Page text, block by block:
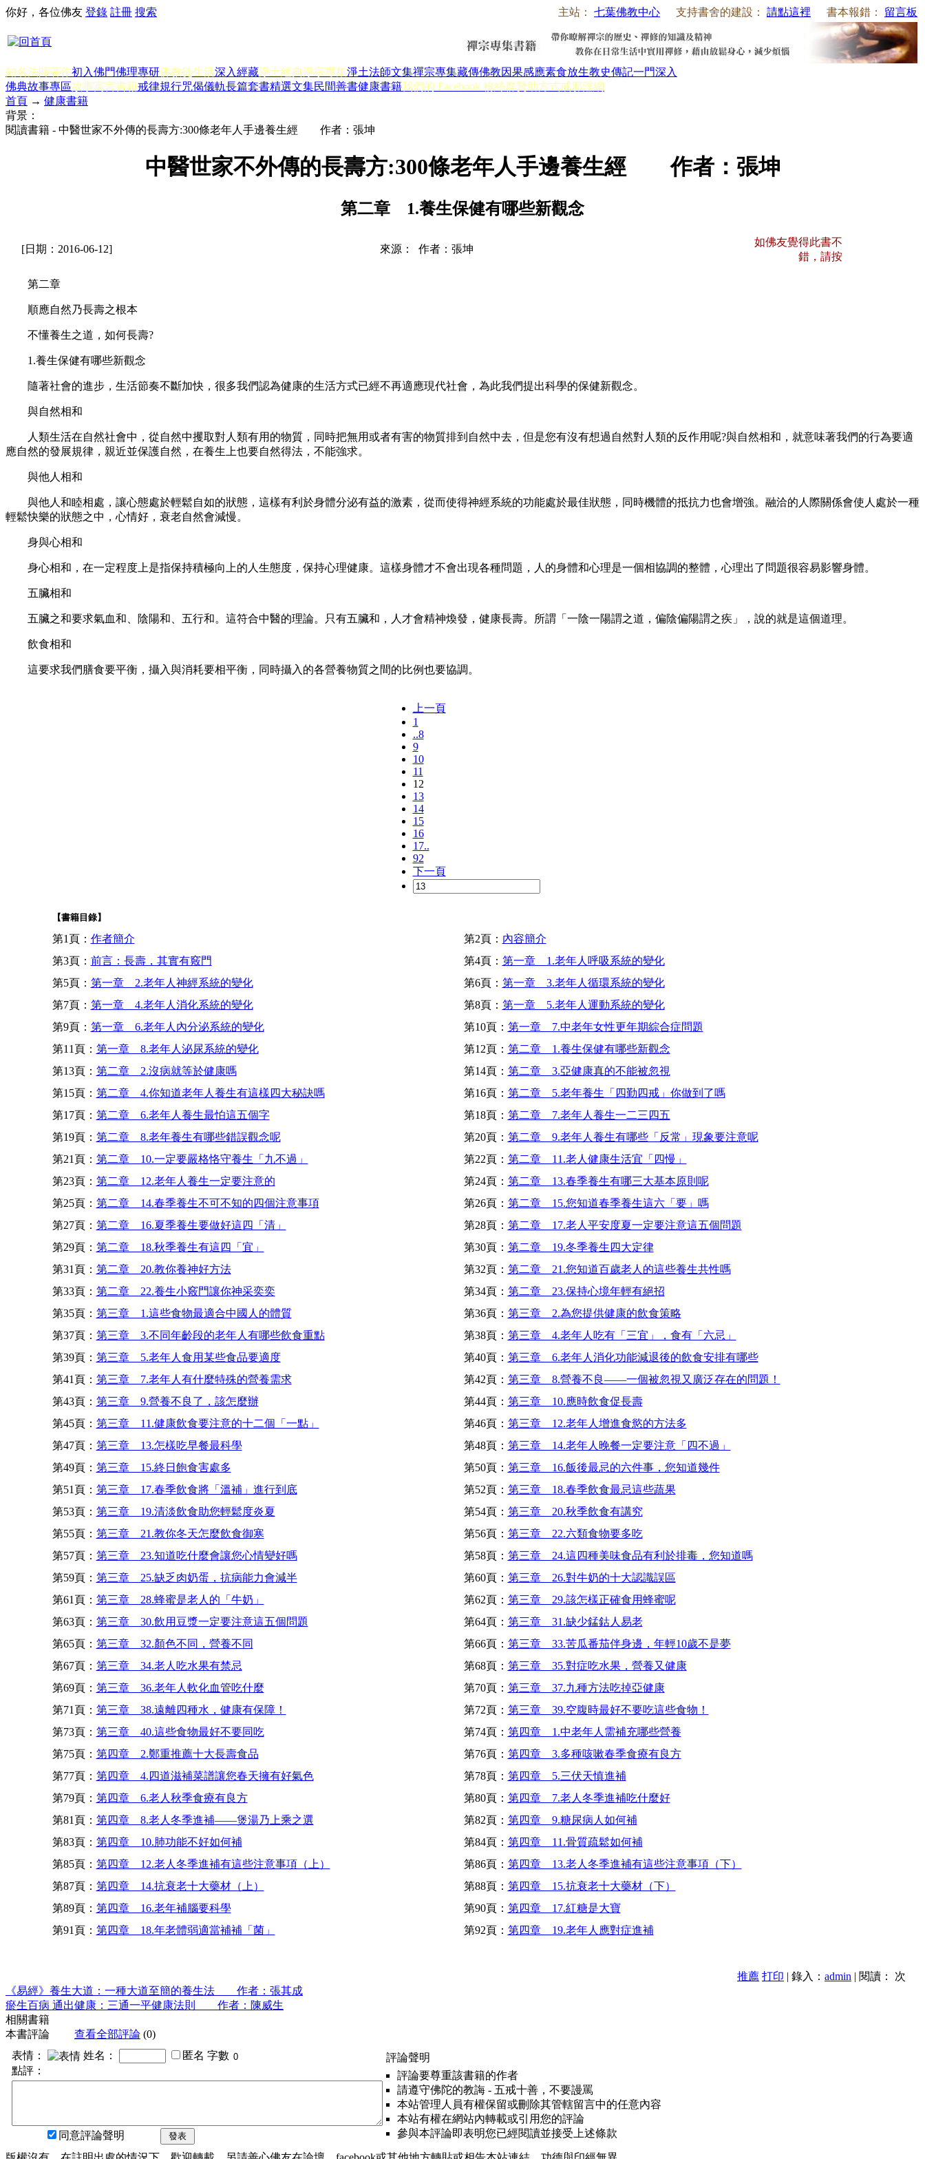
主站： 七葉佛教中心 支持書舍的建設： 請點這裡 書本報錯： 留言板
你好，各位佛友 登錄 註冊 搜索
知名法師著作初入佛門佛理專研佛教徒生活深入經藏淨土經典淨宗專集淨土法師文集禪宗專集藏傳佛教因果感應素食放生教史傳記一門深入
佛典故事專區故事寓言書籍戒律規行咒偈儀軌長篇套書精選文集民間善書健康書籍我們的 Facebook 粉絲群贊助方式戒邪淫網
首頁 → 健康書籍
背景：
閱讀書籍 - 中醫世家不外傳的長壽方:300條老年人手邊養生經 作者：張坤
中醫世家不外傳的長壽方:300條老年人手邊養生經 作者：張坤
第二章 1.養生保健有哪些新觀念
[日期：2016-06-12] 來源： 作者：張坤
如佛友覺得此書不
錯，請按
第二章
順應自然乃長壽之根本
不懂養生之道，如何長壽?
1.養生保健有哪些新觀念
隨著社會的進步，生活節奏不斷加快，很多我們認為健康的生活方式已經不再適應現代社會，為此我們提出科學的保健新觀念。
與自然相和
人類生活在自然社會中，從自然中攫取對人類有用的物質，同時把無用或者有害的物質排到自然中去，但是您有沒有想過自然對人類的反作用呢?與自然相和，就意味著我們的行為要適
應自然的發展規律，親近並保護自然，在養生上也要自然得法，不能強求。
與他人相和
與他人和睦相處，讓心態處於輕鬆自如的狀態，這樣有利於身體分泌有益的激素，從而使得神經系統的功能處於最佳狀態，同時機體的抵抗力也會增強。融洽的人際關係會使人處於一種
輕鬆快樂的狀態之中，心情好，衰老自然會減慢。
身與心相和
身心相和，在一定程度上是指保持積極向上的人生態度，保持心理健康。這樣身體才不會出現各種問題，人的身體和心理是一個相協調的整體，心理出了問題很容易影響身體。
五臟相和
五臟之和要求氣血和、陰陽和、五行和。這符合中醫的理論。只有五臟和，人才會精神煥發，健康長壽。所謂「一陰一陽謂之道，偏陰偏陽謂之疾」，說的就是這個道理。
飲食相和
這要求我們膳食要平衡，攝入與消耗要相平衡，同時攝入的各營養物質之間的比例也要協調。
上一頁
1
..8
9
10
11
12
13
14
15
16
17..
92
下一頁
【書籍目錄】
第1頁： 作者簡介 第2頁： 內容簡介
第3頁： 前言：長壽，其實有竅門 第4頁： 第一章 1.老年人呼吸系統的變化
第5頁： 第一章 2.老年人神經系統的變化 第6頁： 第一章 3.老年人循環系統的變化
第7頁： 第一章 4.老年人消化系統的變化 第8頁： 第一章 5.老年人運動系統的變化
第9頁： 第一章 6.老年人內分泌系統的變化 第10頁： 第一章 7.中老年女性更年期綜合症問題
第11頁： 第一章 8.老年人泌尿系統的變化 第12頁： 第二章 1.養生保健有哪些新觀念
第13頁： 第二章 2.沒病就等於健康嗎 第14頁： 第二章 3.亞健康真的不能被忽視
第15頁： 第二章 4.你知道老年人養生有這樣四大秘訣嗎 第16頁： 第二章 5.老年養生「四勤四戒」你做到了嗎
第17頁： 第二章 6.老年人養生最怕這五個字 第18頁： 第二章 7.老年人養生一二三四五
第19頁： 第二章 8.老年養生有哪些錯誤觀念呢 第20頁： 第二章 9.老年人養生有哪些「反常」現象要注意呢
第21頁： 第二章 10.一定要嚴格恪守養生「九不過」 第22頁： 第二章 11.老人健康生活宜「四慢」
第23頁： 第二章 12.老年人養生一定要注意的 第24頁： 第二章 13.春季養生有哪三大基本原則呢
第25頁： 第二章 14.春季養生不可不知的四個注意事項 第26頁： 第二章 15.您知道春季養生這六「要」嗎
第27頁： 第二章 16.夏季養生要做好這四「清」 第28頁： 第二章 17.老人平安度夏一定要注意這五個問題
第29頁： 第二章 18.秋季養生有這四「宜」 第30頁： 第二章 19.冬季養生四大定律
第31頁： 第二章 20.教你養神好方法 第32頁： 第二章 21.您知道百歲老人的這些養生共性嗎
第33頁： 第二章 22.養生小竅門讓你神采奕奕 第34頁： 第二章 23.保持心境年輕有絕招
第35頁： 第三章 1.這些食物最適合中國人的體質 第36頁： 第三章 2.為您提供健康的飲食策略
第37頁： 第三章 3.不同年齡段的老年人有哪些飲食重點 第38頁： 第三章 4.老年人吃有「三宜」，食有「六忌」
第39頁： 第三章 5.老年人食用某些食品要適度 第40頁： 第三章 6.老年人消化功能減退後的飲食安排有哪些
第41頁： 第三章 7.老年人有什麼特殊的營養需求 第42頁： 第三章 8.營養不良——一個被忽視又廣泛存在的問題！
第43頁： 第三章 9.營養不良了，該怎麼辦 第44頁： 第三章 10.應時飲食促長壽
第45頁： 第三章 11.健康飲食要注意的十二個「一點」 第46頁： 第三章 12.老年人增進食慾的方法多
第47頁： 第三章 13.怎樣吃早餐最科學 第48頁： 第三章 14.老年人晚餐一定要注意「四不過」
第49頁： 第三章 15.終日飽食害處多 第50頁： 第三章 16.飯後最忌的六件事，您知道幾件
第51頁： 第三章 17.春季飲食將「溫補」進行到底 第52頁： 第三章 18.春季飲食最忌這些蔬果
第53頁： 第三章 19.清淡飲食助您輕鬆度炎夏 第54頁： 第三章 20.秋季飲食有講究
第55頁： 第三章 21.教你冬天怎麼飲食御寒 第56頁： 第三章 22.六類食物要多吃
第57頁： 第三章 23.知道吃什麼會讓您心情變好嗎 第58頁： 第三章 24.這四種美味食品有利於排毒，您知道嗎
第59頁： 第三章 25.缺乏肉奶蛋，抗病能力會減半 第60頁： 第三章 26.對牛奶的十大認識誤區
第61頁： 第三章 28.蜂蜜是老人的「牛奶」 第62頁： 第三章 29.該怎樣正確食用蜂蜜呢
第63頁： 第三章 30.飲用豆漿一定要注意這五個問題 第64頁： 第三章 31.缺少錳鈷人易老
第65頁： 第三章 32.顏色不同，營養不同 第66頁： 第三章 33.苦瓜番茄伴身邊，年輕10歲不是夢
第67頁： 第三章 34.老人吃水果有禁忌 第68頁： 第三章 35.對症吃水果，營養又健康
第69頁： 第三章 36.老年人軟化血管吃什麼 第70頁： 第三章 37.九種方法吃掉亞健康
第71頁： 第三章 38.遠離四種水，健康有保障！ 第72頁： 第三章 39.空腹時最好不要吃這些食物！
第73頁： 第三章 40.這些食物最好不要同吃 第74頁： 第四章 1.中老年人需補充哪些營養
第75頁： 第四章 2.鄭重推薦十大長壽食品 第76頁： 第四章 3.多種咳嗽春季食療有良方
第77頁： 第四章 4.四道滋補菜譜讓您春天擁有好氣色 第78頁： 第四章 5.三伏天慎進補
第79頁： 第四章 6.老人秋季食療有良方 第80頁： 第四章 7.老人冬季進補吃什麼好
第81頁： 第四章 8.老人冬季進補——煲湯乃上乘之選 第82頁： 第四章 9.糖尿病人如何補
第83頁： 第四章 10.肺功能不好如何補 第84頁： 第四章 11.骨質疏鬆如何補
第85頁： 第四章 12.老人冬季進補有這些注意事項（上） 第86頁： 第四章 13.老人冬季進補有這些注意事項（下）
第87頁： 第四章 14.抗衰老十大藥材（上） 第88頁： 第四章 15.抗衰老十大藥材（下）
第89頁： 第四章 16.老年補腦要科學 第90頁： 第四章 17.紅糖是大寶
第91頁： 第四章 18.年老體弱適當補補「菌」 第92頁： 第四章 19.老年人應對症進補
推薦 打印 | 錄入： admin | 閱讀：
次
《易經》養生大道：一種大道至簡的養生法 作者：張其成
瘀生百病 通出健康：三通一平健康法則 作者：陳威生
相關書籍
本書評論
查看全部評論 (0)
表情：
姓名： 匿名 字數
點評：
同意評論聲明 發表
評論聲明
評論要尊重該書籍的作者
請遵守佛陀的教誨 - 五戒十善，不要謾罵
本站管理人員有權保留或刪除其管轄留言中的任意內容
本站有權在網站內轉載或引用您的評論
參與本評論即表明您已經閱讀並接受上述條款